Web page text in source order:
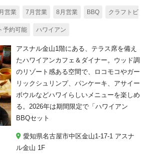
営業 7月営業 8月営業 BBQ クラフトビ
予約可能 ハワイアン
アスナル金山1階にある、テラス席を備え
たハワイアンカフェ＆ダイナー。ウッド調
のリゾート感ある空間で、ロコモコやガー
リックシュリンプ、パンケーキ、アサイー
ボウルなどハワイらしいメニューを楽しめ
る。2026年は期間限定で「ハワイアン
BBQセット
愛知県名古屋市中区金山1-17-1 アスナ
ル金山 1F